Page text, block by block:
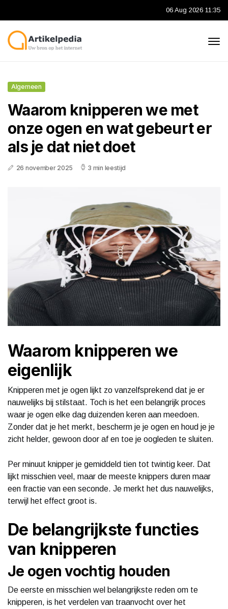
06 Aug 2026 11:35
Algemeen
Waarom knipperen we met
onze ogen en wat gebeurt er
als je dat niet doet
26 november 2025 3 min leestijd
Waarom knipperen we
eigenlijk
Knipperen met je ogen lijkt zo vanzelfsprekend dat je er
nauwelijks bij stilstaat. Toch is het een belangrijk proces
waar je ogen elke dag duizenden keren aan meedoen.
Zonder dat je het merkt, bescherm je je ogen en houd je je
zicht helder, gewoon door af en toe je oogleden te sluiten.
Per minuut knipper je gemiddeld tien tot twintig keer. Dat
lijkt misschien veel, maar de meeste knippers duren maar
een fractie van een seconde. Je merkt het dus nauwelijks,
terwijl het effect groot is.
De belangrijkste functies
van knipperen
Je ogen vochtig houden
De eerste en misschien wel belangrijkste reden om te
knipperen, is het verdelen van traanvocht over het